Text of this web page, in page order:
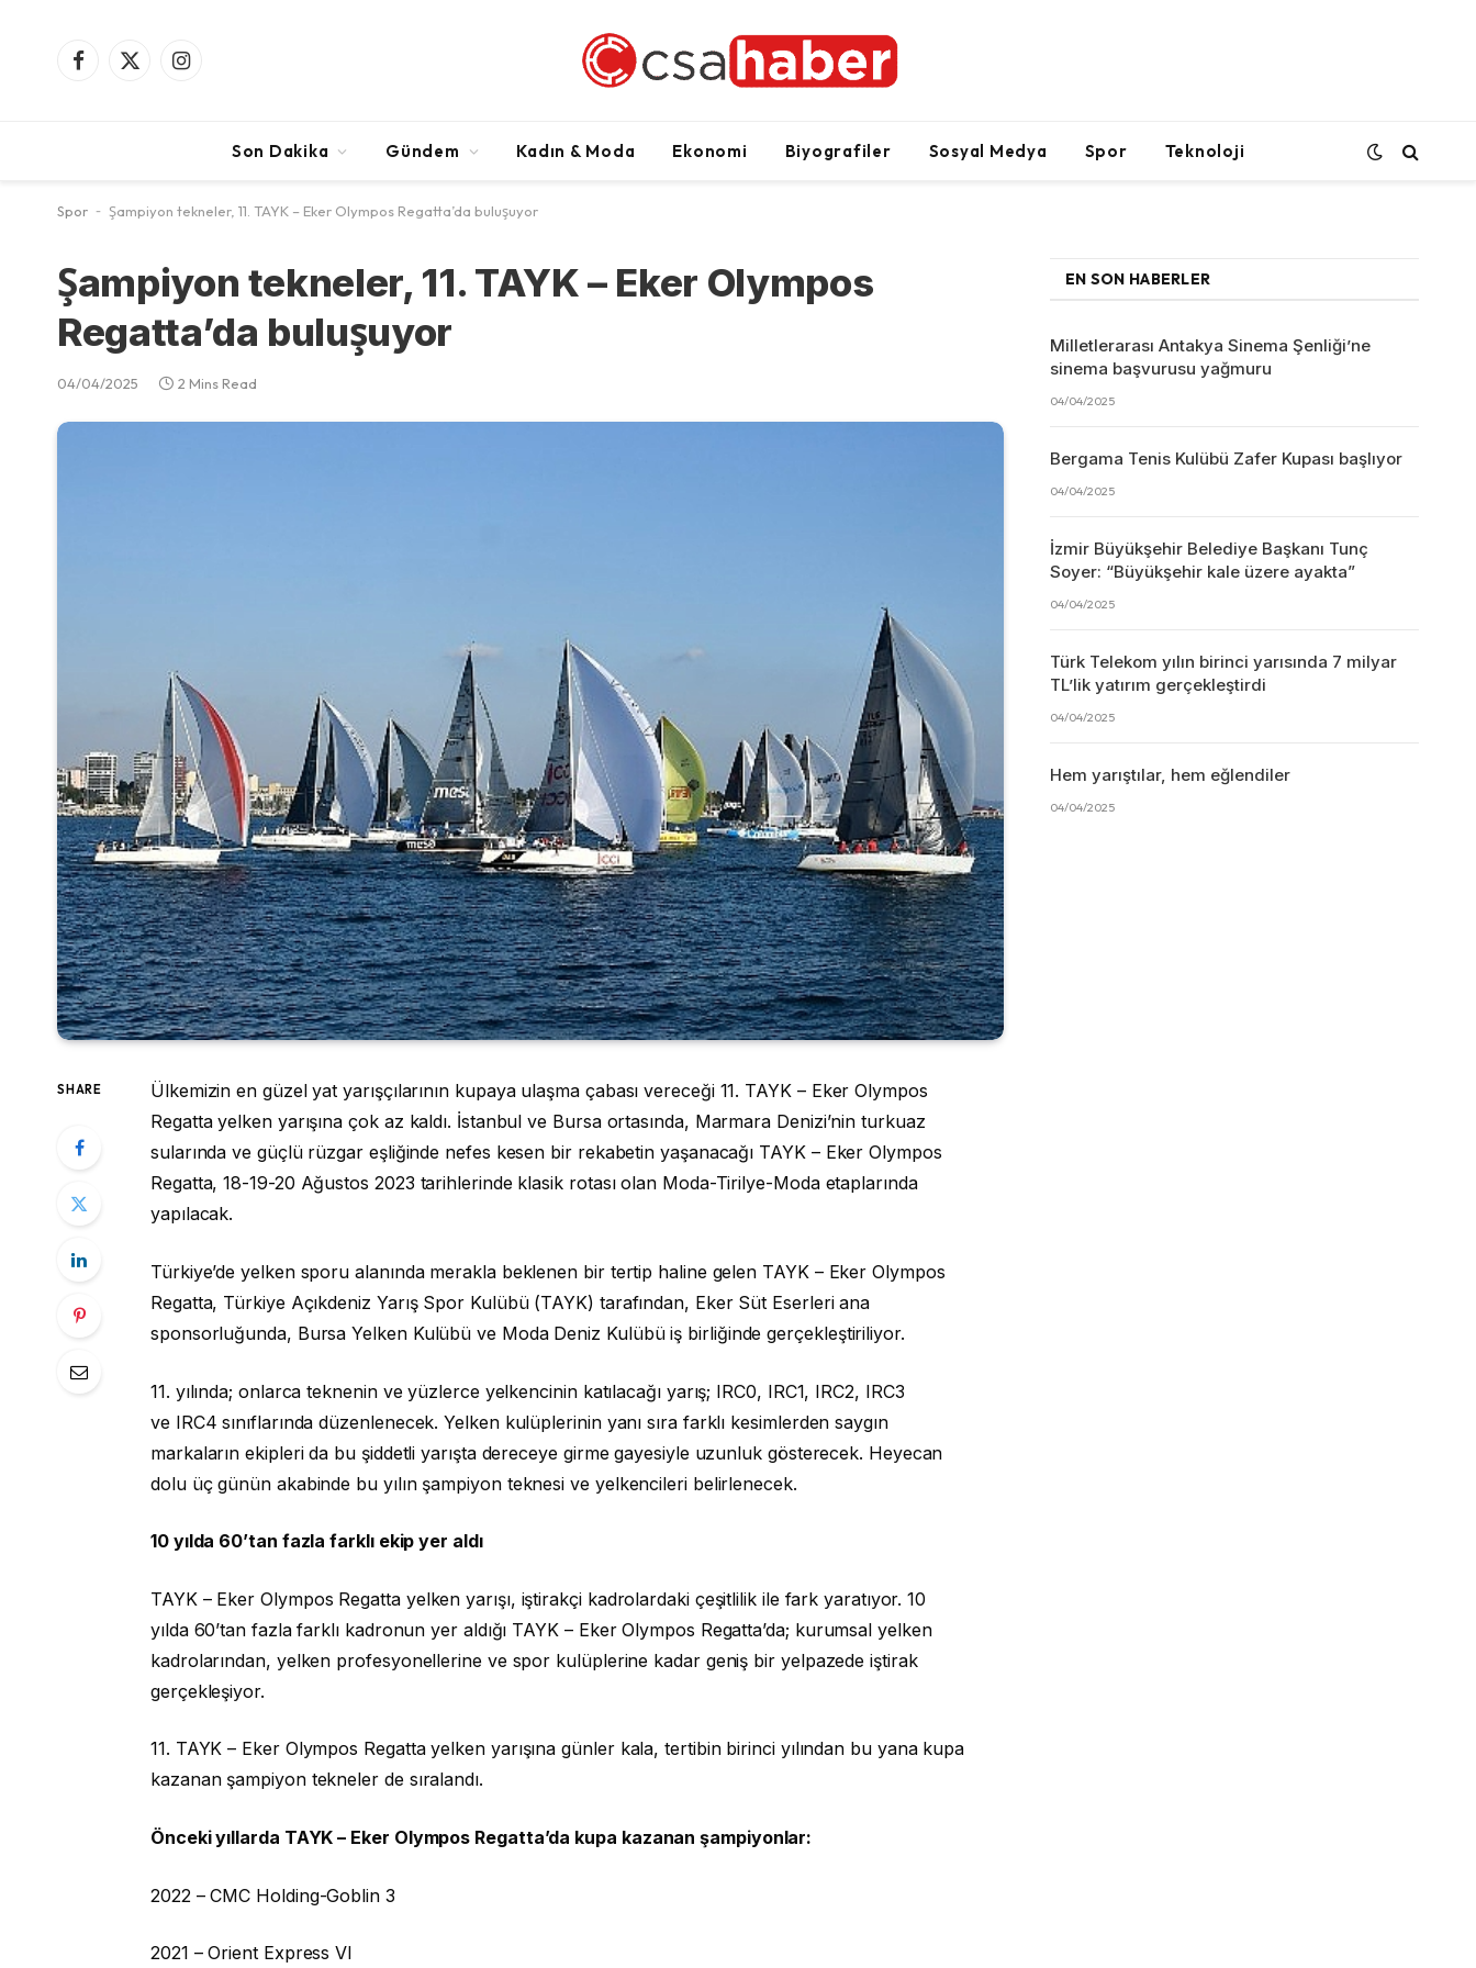
Facebook
X
Instagram
Son Dakika Gündem Kadın & Moda Ekonomi Biyografiler Sosyal Medya Spor Teknoloji
Spor - Şampiyon tekneler, 11. TAYK – Eker Olympos Regatta’da buluşuyor
Şampiyon tekneler, 11. TAYK – Eker Olympos
Regatta’da buluşuyor
04/04/2025 2 Mins Read
SHARE
Ülkemizin en güzel yat yarışçılarının kupaya ulaşma çabası vereceği 11. TAYK – Eker Olympos
Regatta yelken yarışına çok az kaldı. İstanbul ve Bursa ortasında, Marmara Denizi’nin turkuaz
sularında ve güçlü rüzgar eşliğinde nefes kesen bir rekabetin yaşanacağı TAYK – Eker Olympos
Regatta, 18-19-20 Ağustos 2023 tarihlerinde klasik rotası olan Moda-Tirilye-Moda etaplarında
yapılacak.
Türkiye’de yelken sporu alanında merakla beklenen bir tertip haline gelen TAYK – Eker Olympos
Regatta, Türkiye Açıkdeniz Yarış Spor Kulübü (TAYK) tarafından, Eker Süt Eserleri ana
sponsorluğunda, Bursa Yelken Kulübü ve Moda Deniz Kulübü iş birliğinde gerçekleştiriliyor.
11. yılında; onlarca teknenin ve yüzlerce yelkencinin katılacağı yarış; IRC0, IRC1, IRC2, IRC3
ve IRC4 sınıflarında düzenlenecek. Yelken kulüplerinin yanı sıra farklı kesimlerden saygın
markaların ekipleri da bu şiddetli yarışta dereceye girme gayesiyle uzunluk gösterecek. Heyecan
dolu üç günün akabinde bu yılın şampiyon teknesi ve yelkencileri belirlenecek.
10 yılda 60’tan fazla farklı ekip yer aldı
TAYK – Eker Olympos Regatta yelken yarışı, iştirakçi kadrolardaki çeşitlilik ile fark yaratıyor. 10
yılda 60’tan fazla farklı kadronun yer aldığı TAYK – Eker Olympos Regatta’da; kurumsal yelken
kadrolarından, yelken profesyonellerine ve spor kulüplerine kadar geniş bir yelpazede iştirak
gerçekleşiyor.
11. TAYK – Eker Olympos Regatta yelken yarışına günler kala, tertibin birinci yılından bu yana kupa
kazanan şampiyon tekneler de sıralandı.
Önceki yıllarda TAYK – Eker Olympos Regatta’da kupa kazanan şampiyonlar:
2022 – CMC Holding-Goblin 3
2021 – Orient Express VI
EN SON HABERLER
Milletlerarası Antakya Sinema Şenliği’ne
sinema başvurusu yağmuru
04/04/2025
Bergama Tenis Kulübü Zafer Kupası başlıyor
04/04/2025
İzmir Büyükşehir Belediye Başkanı Tunç
Soyer: “Büyükşehir kale üzere ayakta”
04/04/2025
Türk Telekom yılın birinci yarısında 7 milyar
TL’lik yatırım gerçekleştirdi
04/04/2025
Hem yarıştılar, hem eğlendiler
04/04/2025